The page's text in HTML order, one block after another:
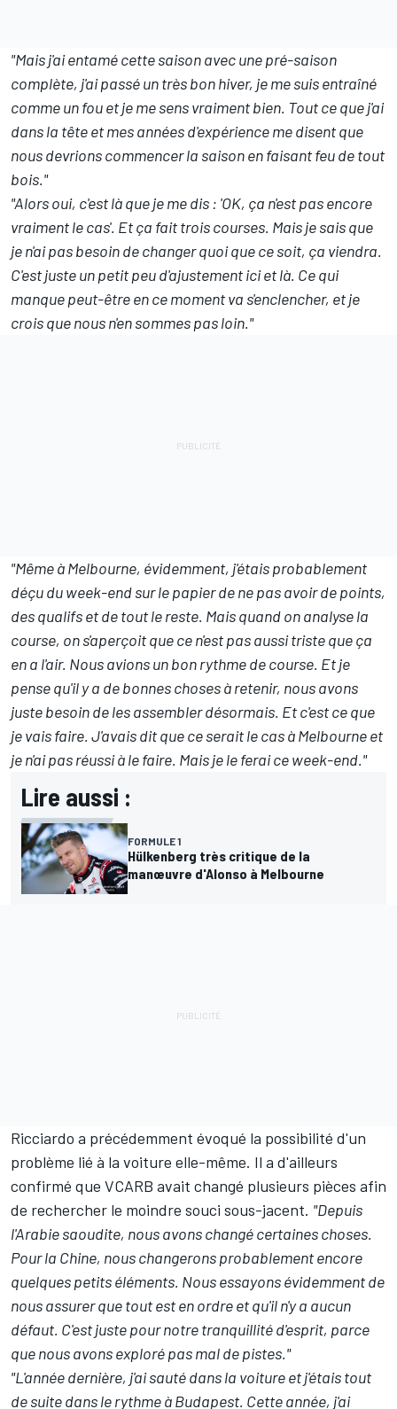
"Mais j'ai entamé cette saison avec une pré-saison
complète, j'ai passé un très bon hiver, je me suis entraîné
comme un fou et je me sens vraiment bien. Tout ce que j'ai
dans la tête et mes années d'expérience me disent que
nous devrions commencer la saison en faisant feu de tout
bois."
"Alors oui, c'est là que je me dis : 'OK, ça n'est pas encore
vraiment le cas'. Et ça fait trois courses. Mais je sais que
je n'ai pas besoin de changer quoi que ce soit, ça viendra.
C'est juste un petit peu d'ajustement ici et là. Ce qui
manque peut-être en ce moment va s'enclencher, et je
crois que nous n'en sommes pas loin."
"Même à Melbourne, évidemment, j'étais probablement
déçu du week-end sur le papier de ne pas avoir de points,
des qualifs et de tout le reste. Mais quand on analyse la
course, on s'aperçoit que ce n'est pas aussi triste que ça
en a l'air. Nous avions un bon rythme de course. Et je
pense qu'il y a de bonnes choses à retenir, nous avons
juste besoin de les assembler désormais. Et c'est ce que
je vais faire. J'avais dit que ce serait le cas à Melbourne et
je n'ai pas réussi à le faire. Mais je le ferai ce week-end."
Lire aussi :
FORMULE 1
Hülkenberg très critique de la
manœuvre d'Alonso à Melbourne
Ricciardo a précédemment évoqué la possibilité d'un
problème lié à la voiture elle-même. Il a d'ailleurs
confirmé que VCARB avait changé plusieurs pièces afin
de rechercher le moindre souci sous-jacent. "Depuis
l'Arabie saoudite, nous avons changé certaines choses.
Pour la Chine, nous changerons probablement encore
quelques petits éléments. Nous essayons évidemment de
nous assurer que tout est en ordre et qu'il n'y a aucun
défaut. C'est juste pour notre tranquillité d'esprit, parce
que nous avons exploré pas mal de pistes."
"L'année dernière, j'ai sauté dans la voiture et j'étais tout
de suite dans le rythme à Budapest. Cette année, j'ai